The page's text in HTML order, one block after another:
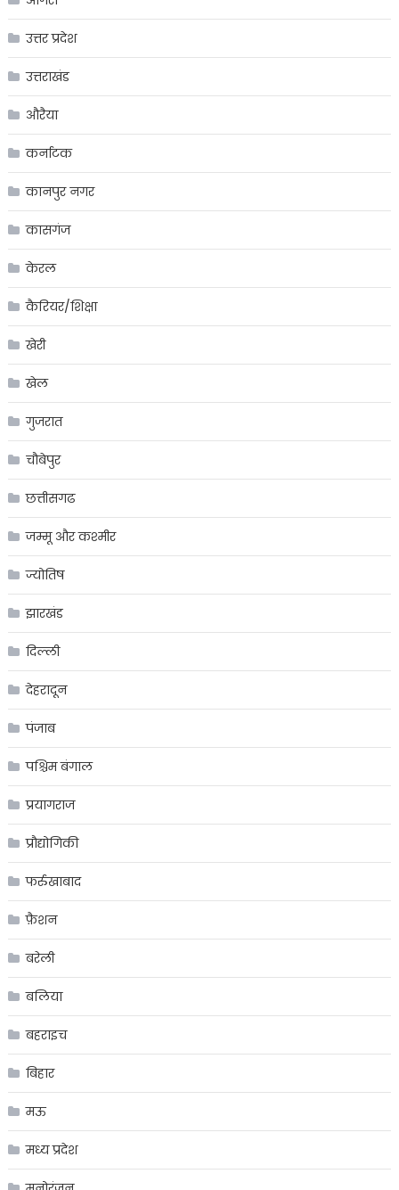
उत्तर प्रदेश
उत्तराखंड
औरैया
कर्नाटक
कानपुर नगर
कासगंज
केरल
कैरियर/शिक्षा
खेरी
खेल
गुजरात
चौबेपुर
छत्तीसगढ
जम्मू और कश्मीर
ज्योतिष
झारखंड
दिल्ली
देहरादून
पंजाब
पश्चिम बंगाल
प्रयागराज
प्रौद्योगिकी
फर्रुखाबाद
फ़ैशन
बरेली
बलिया
बहराइच
बिहार
मऊ
मध्य प्रदेश